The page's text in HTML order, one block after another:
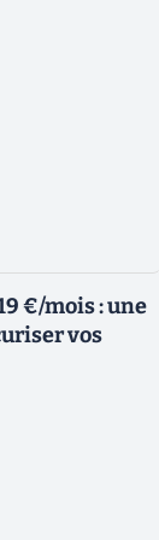
€/mois : une
vos